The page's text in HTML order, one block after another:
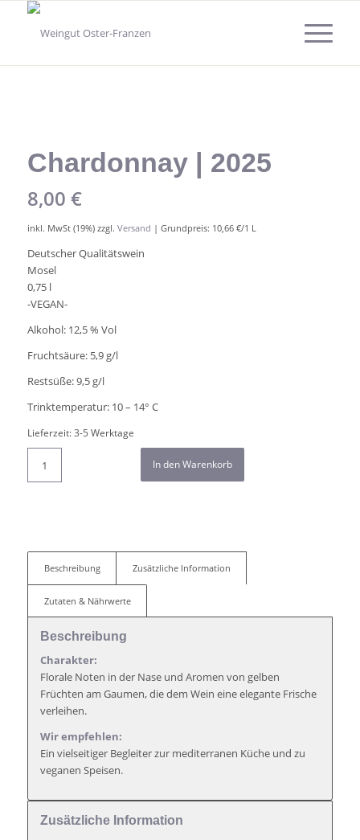
Chardonnay | 2025
8,00 €
inkl. MwSt (19%) zzgl. Versand | Grundpreis: 10,66 €/1 L
Deutscher Qualitätswein
Mosel
0,75 l
-VEGAN-
Alkohol: 12,5 % Vol
Fruchtsäure: 5,9 g/l
Restsüße: 9,5 g/l
Trinktemperatur: 10 – 14° C
Lieferzeit:3-5 Werktage
In den Warenkorb
Beschreibung Zusätzliche Information
Zutaten & Nährwerte
Beschreibung
Charakter:
Florale Noten in der Nase und Aromen von gelben
Früchten am Gaumen, die dem Wein eine elegante Frische
verleihen.
Wir empfehlen:
Ein vielseitiger Begleiter zur mediterranen Küche und zu
veganen Speisen.
Zusätzliche Information